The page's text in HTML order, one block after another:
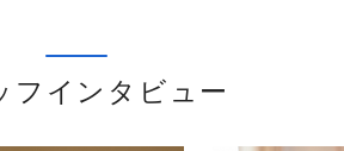
ッフインタビュー